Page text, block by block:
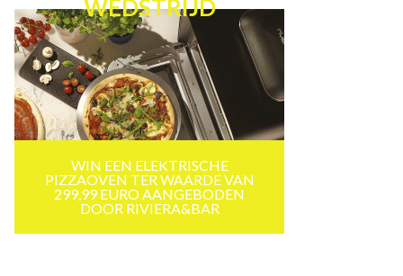
WEDSTRIJD
WIN EEN ELEKTRISCHE
PIZZAOVEN TER WAARDE VAN
299,99 EURO AANGEBODEN
DOOR RIVIERA&BAR